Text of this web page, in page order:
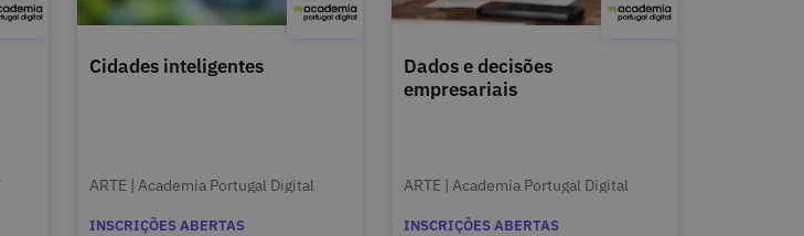
Cidades inteligentes
ARTE | Academia Portugal Digital
INSCRIÇÕES ABERTAS
Dados e decisões
empresariais
ARTE | Academia Portugal Digital
INSCRIÇÕES ABERTAS